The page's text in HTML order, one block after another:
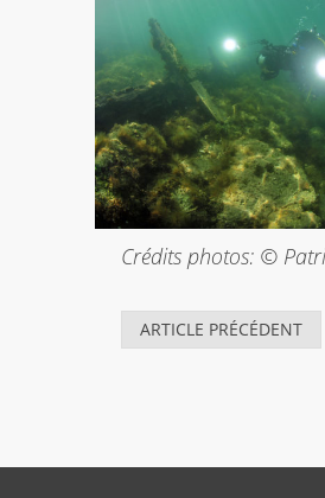
Crédits photos: ©
ARTICLE PRÉCÉDENT